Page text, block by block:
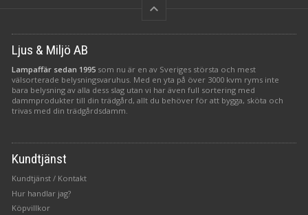
keyboard_arrow_up
Ljus & Miljö AB
Lampaffär sedan 1995 som nu är en av Sveriges största och mest
välsorterade belysningsvaruhus. Med en yta på över 3000 kvm ryms inte
bara belysning av alla dess slag utan vi har även full sortering med
dammprodukter till din trädgård, allt du behöver för att bygga, sköta och
trivas med din trädgårdsdamm.
Kundtjänst
Kundtjänst / Kontakt
Hur handlar jag?
Köpvillkor